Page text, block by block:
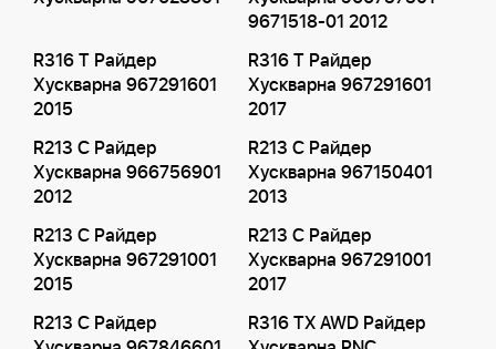
9671518-01 2012
R316 T Райдер
Хускварна 967291601
2015
R316 T Райдер
Хускварна 967291601
2017
R213 C Райдер
Хускварна 966756901
2012
R213 C Райдер
Хускварна 967150401
2013
R213 C Райдер
Хускварна 967291001
2015
R213 C Райдер
Хускварна 967291001
2017
R213 C Райдер
R316 TX AWD Райдер